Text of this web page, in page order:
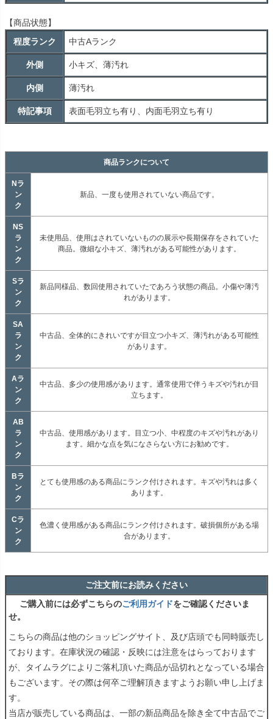
【商品状態】
程度ランク
中古Aランク
外側 小キズ、薄汚れ
内側 薄汚れ
特記事項 表面毛羽立ち有り、内面毛羽立ち有り
商品ランクについて
Nラ
ン
ク
新品、一度も使用されていない商品です。
NS
ラ
ン
ク
未使用品、使用はされていないものの展示や長期保存をされていた
商品。微細な小キズ、薄汚れがある可能性があります。
Sラ
ン
ク
新品同様品、数回使用されていたであろう状態の商品。小傷や薄汚
れがあります。
SA
ラ
ン
ク
中古品、全体的にきれいですが目立つ小キズ、薄汚れがある可能性
があります。
Aラ
ン
ク
中古品、多少の使用感があります。通常使用で伴うキズや汚れが目
立ちます。
AB
ラ
ン
ク
中古品、使用感があります。目立つ小、中程度のキズや汚れがあり
ます。細かな点を気になさらない方にお勧めです。
Bラ
ン
ク
とても使用感のある商品にランク付けされます。キズや汚れは多く
あります。
Cラ
ン
ク
色濃く使用感がある商品にランク付けされます。破損個所がある場
合があります。
ご注文前にお読みください
ご購入前には必ずこちらのご利用ガイドをご確認くださいま
せ。
こちらの商品は他のショッピングサイト、及び店頭でも同時販売し
ております。在庫状況の確認・反映には注意をはらっております
が、タイムラグによりご落札頂いた商品が品切れとなっている場合
もございます。その際は何卒ご理解頂きますようお願い申し上げま
す。
当店が販売している商品は、一部の新品商品を除き全て中古品でご